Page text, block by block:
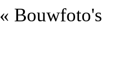
« Bouwfoto's